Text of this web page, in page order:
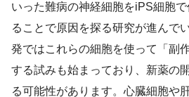
いった難病の神経細胞をiPS細胞で
ることで原因を探る研究が進んで
発ではこれらの細胞を使って「副
する試みも始まっており、新薬の
る可能性があります。心臓細胞や